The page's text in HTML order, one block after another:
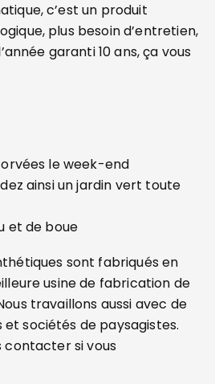
c’est un produit
plus besoin d’entretien,
garanti 10 ans, ça vous
le week-end
ainsi un jardin vert toute
et de boue
sont fabriqués en
usine de fabrication de
travaillons aussi avec de
sociétés de paysagistes.
contacter si vous